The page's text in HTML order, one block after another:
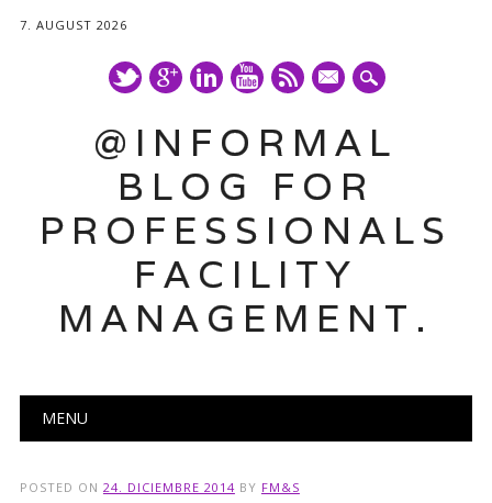
7. AUGUST 2026
mail
@INFORMAL
BLOG FOR
PROFESSIONALS
FACILITY
MANAGEMENT.
Main menu
MENU
POSTED ON 24. DICIEMBRE 2014 BY FM&S